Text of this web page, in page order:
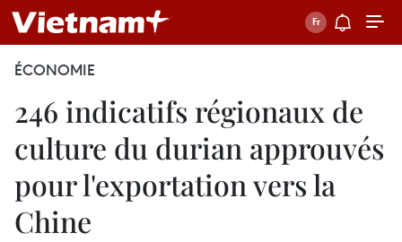
ÉCONOMIE
246 indicatifs régionaux de
culture du durian approuvés
pour l'exportation vers la
Chine